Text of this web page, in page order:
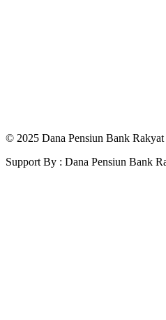
© 2025 Dana Pensiun Bank Rakyat
Support By : Dana Pensiun Bank